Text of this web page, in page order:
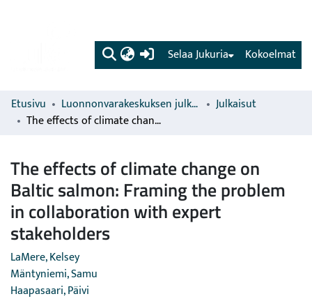
(current) Kokoelmat
Selaa Jukuria
Etusivu Luonnonvarakeskuksen julkaisut
Julkaisut
The effects of climate change on Baltic salmon: Framing the problem in collaboration with expert stakeholders
The effects of climate change on
Baltic salmon: Framing the problem
in collaboration with expert
stakeholders
LaMere, Kelsey
Mäntyniemi, Samu
Haapasaari, Päivi